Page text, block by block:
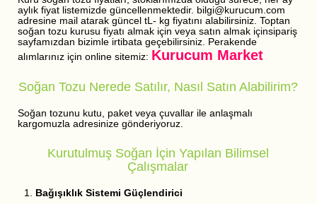
aylık fiyat listemizde güncellenmektedir. bilgi@kurucum.com
adresine mail atarak güncel tL- kg fiyatını alabilirsiniz. Toptan
soğan tozu kurusu fiyatı almak için veya satın almak içinsipariş
sayfamızdan bizimle irtibata geçebilirsiniz. Perakende
alımlarınız için online sitemiz: Kurucum Market
Soğan Tozu Nerede Satılır, Nasıl Satın Alabilirim?
Soğan tozunu kutu, paket veya çuvallar ile anlaşmalı
kargomuzla adresinize gönderiyoruz.
Kurutulmuş Soğan İçin Yapılan Bilimsel
Çalışmalar
Bağışıklık Sistemi Güçlendirici